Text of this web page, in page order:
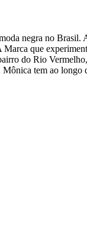
negra no
que
do Rio
tem ao